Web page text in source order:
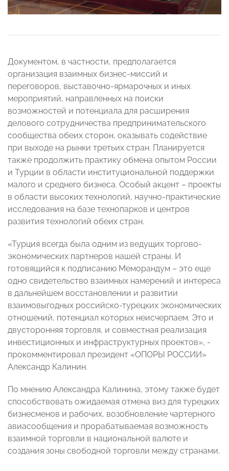
Документом, в частности, предполагается
организация взаимных бизнес-миссий и
переговоров, выставочно-ярмарочных и иных
мероприятий, направленных на поиски
возможностей и потенциала для расширения
делового сотрудничества предпринимательского
сообщества обеих сторон, оказывать содействие
при выходе на рынки третьих стран. Планируется
также продолжить практику обмена опытом России
и Турции в области институциональной поддержки
малого и среднего бизнеса. Особый акцент – проекты
в области высоких технологий, научно-практические
исследования на базе технопарков и центров
развития технологий обеих стран.
«Турция всегда была одним из ведущих торгово-
экономических партнеров нашей страны. И
готовящийся к подписанию Меморандум – это еще
одно свидетельство взаимных намерений и интереса
в дальнейшем восстановлении и развитии
взаимовыгодных российско-турецких экономических
отношений, потенциал которых неисчерпаем. Это и
двусторонняя торговля, и совместная реализация
инвестиционных и инфраструктурных проектов», -
прокомментировал президент «ОПОРЫ РОССИИ»
Александр Калинин.
По мнению Александра Калинина, этому также будет
способствовать ожидаемая отмена виз для турецких
бизнесменов и рабочих, возобновление чартерного
авиасообщения и прорабатываемая возможность
взаимной торговли в национальной валюте и
создания зоны свободной торговли между странами.